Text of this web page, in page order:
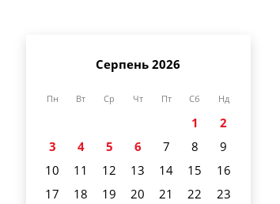
Серпень 2026
Пн Вт Ср Чт Пт Сб Нд
1
2
3
4 5 6 7 8
9
10
11 12 13 14 15
16
17
18 19 20 21 22
23